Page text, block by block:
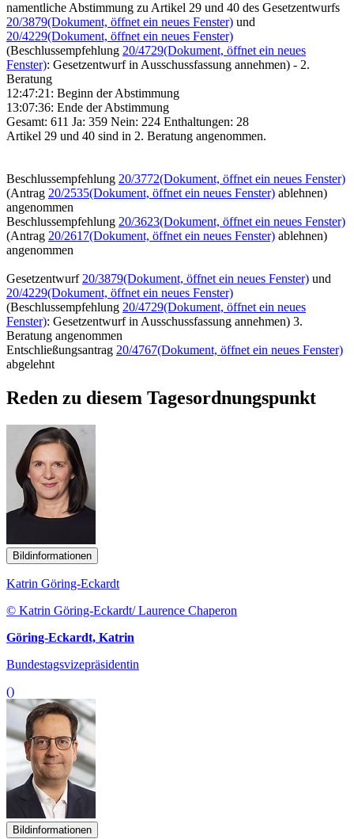
namentliche Abstimmung zu Artikel 29 und 40 des Gesetzentwurfs
20/3879(Dokument, öffnet ein neues Fenster) und
20/4229(Dokument, öffnet ein neues Fenster)
(Beschlussempfehlung 20/4729(Dokument, öffnet ein neues
Fenster): Gesetzentwurf in Ausschussfassung annehmen) - 2.
Beratung
12:47:21: Beginn der Abstimmung
13:07:36: Ende der Abstimmung
Gesamt: 611 Ja: 359 Nein: 224 Enthaltungen: 28
Artikel 29 und 40 sind in 2. Beratung angenommen.
Beschlussempfehlung 20/3772(Dokument, öffnet ein neues Fenster)
(Antrag 20/2535(Dokument, öffnet ein neues Fenster) ablehnen)
angenommen
Beschlussempfehlung 20/3623(Dokument, öffnet ein neues Fenster)
(Antrag 20/2617(Dokument, öffnet ein neues Fenster) ablehnen)
angenommen
Gesetzentwurf 20/3879(Dokument, öffnet ein neues Fenster) und
20/4229(Dokument, öffnet ein neues Fenster)
(Beschlussempfehlung 20/4729(Dokument, öffnet ein neues
Fenster): Gesetzentwurf in Ausschussfassung annehmen) 3.
Beratung angenommen
Entschließungsantrag 20/4767(Dokument, öffnet ein neues Fenster)
abgelehnt
Reden zu diesem Tagesordnungspunkt
Bildinformationen
Katrin Göring-Eckardt
© Katrin Göring-Eckardt/ Laurence Chaperon
Göring-Eckardt, Katrin
Bundestagsvizepräsidentin
()
Bildinformationen